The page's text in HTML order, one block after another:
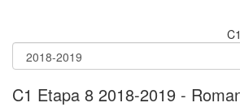
C1
C1 Etapa 8 2018-2019 -